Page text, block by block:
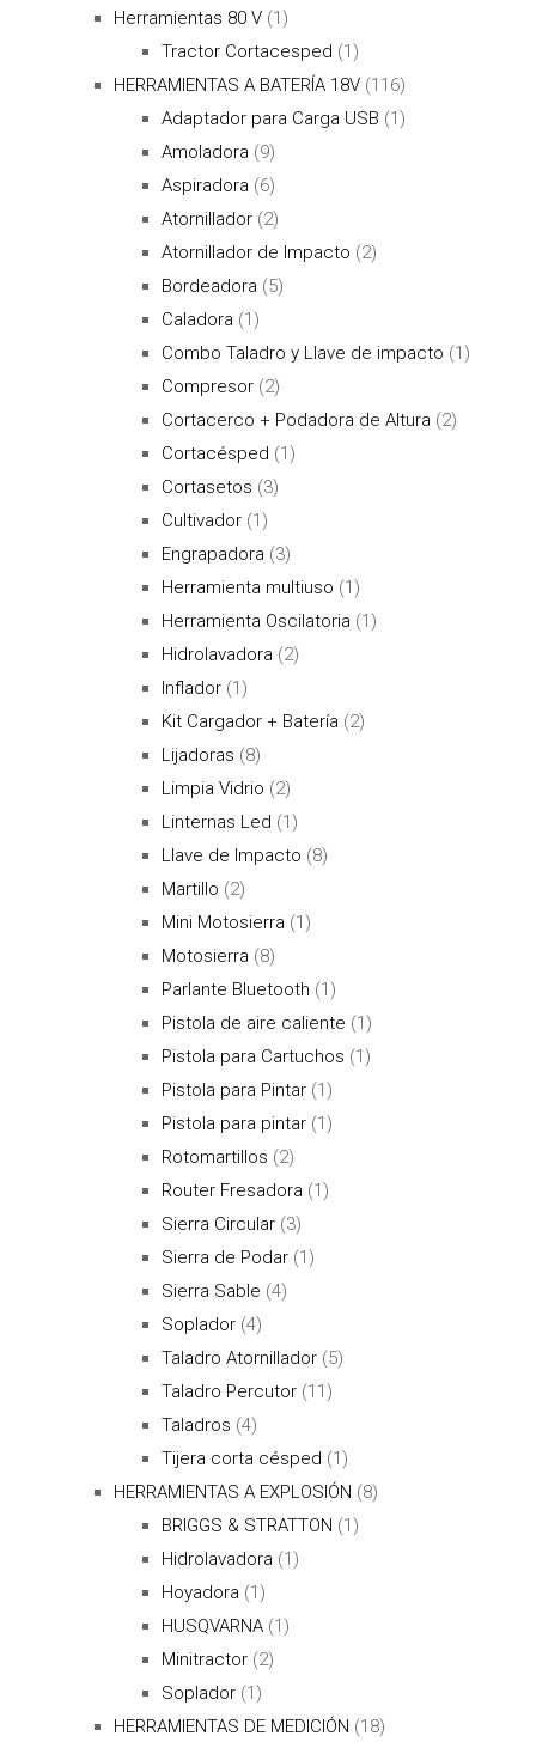
Herramientas 80 V (1)
Tractor Cortacesped (1)
HERRAMIENTAS A BATERÍA 18V (116)
Adaptador para Carga USB (1)
Amoladora (9)
Aspiradora (6)
Atornillador (2)
Atornillador de Impacto (2)
Bordeadora (5)
Caladora (1)
Combo Taladro y Llave de impacto (1)
Compresor (2)
Cortacerco + Podadora de Altura (2)
Cortacésped (1)
Cortasetos (3)
Cultivador (1)
Engrapadora (3)
Herramienta multiuso (1)
Herramienta Oscilatoria (1)
Hidrolavadora (2)
Inflador (1)
Kit Cargador + Batería (2)
Lijadoras (8)
Limpia Vidrio (2)
Linternas Led (1)
Llave de Impacto (8)
Martillo (2)
Mini Motosierra (1)
Motosierra (8)
Parlante Bluetooth (1)
Pistola de aire caliente (1)
Pistola para Cartuchos (1)
Pistola para Pintar (1)
Pistola para pintar (1)
Rotomartillos (2)
Router Fresadora (1)
Sierra Circular (3)
Sierra de Podar (1)
Sierra Sable (4)
Soplador (4)
Taladro Atornillador (5)
Taladro Percutor (11)
Taladros (4)
Tijera corta césped (1)
HERRAMIENTAS A EXPLOSIÓN (8)
BRIGGS & STRATTON (1)
Hidrolavadora (1)
Hoyadora (1)
HUSQVARNA (1)
Minitractor (2)
Soplador (1)
HERRAMIENTAS DE MEDICIÓN (18)